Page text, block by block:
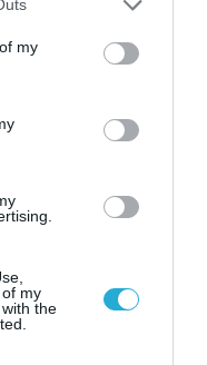
You may click to
third-party tags to
in below Google
my
my
the
τις δηλώσεις
κατέρριψαν 10